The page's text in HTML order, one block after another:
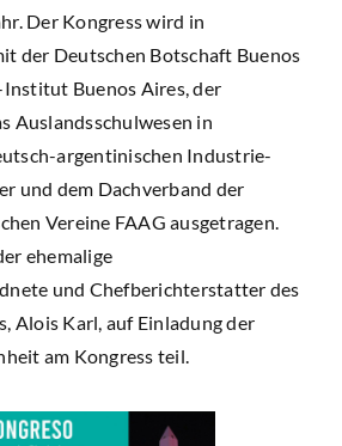
Der Kongress wird in
der Deutschen Botschaft Buenos
Buenos Aires, der
Auslandsschulwesen in
argentinischen Industrie-
und dem Dachverband der
Vereine FAAG ausgetragen.
ehemalige
und Chefberichterstatter des
Alois Karl, auf Einladung der
am Kongress teil.